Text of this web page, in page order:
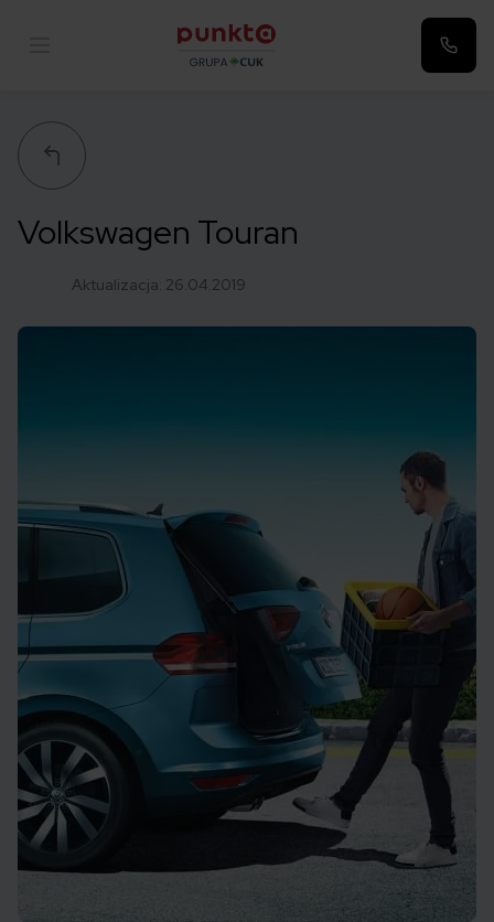
Volkswagen Touran
Aktualizacja: 26.04.2019